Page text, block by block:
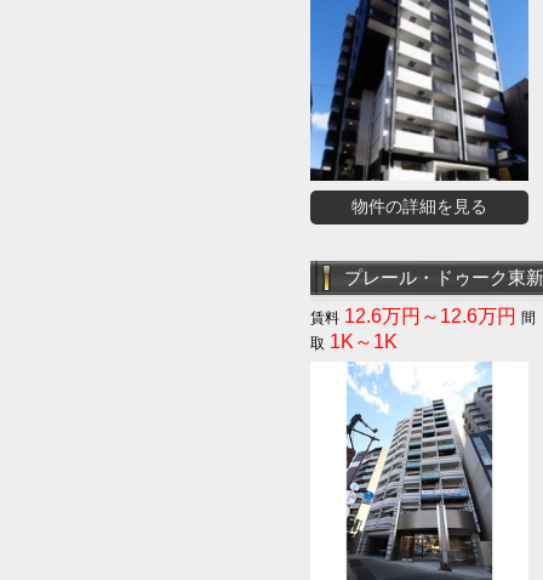
物件の詳細を見る
プレール・ドゥーク東
12.6万円～12.6万円
1K～1K